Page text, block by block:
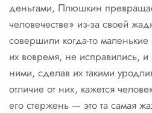
деньгами, Плюшкин
человечестве» из-за своей
совершили когда-то
их вовремя, не исправились,
ними, сделав их такими
отличие от них, кажется
его стержень — это та самая